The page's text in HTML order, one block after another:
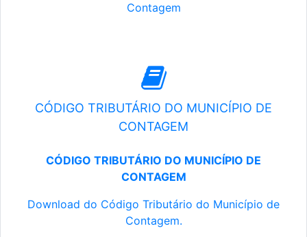
Contagem
CÓDIGO TRIBUTÁRIO DO MUNICÍPIO DE
CONTAGEM
CÓDIGO TRIBUTÁRIO DO MUNICÍPIO DE
CONTAGEM
Download do Código Tributário do Município de
Contagem.